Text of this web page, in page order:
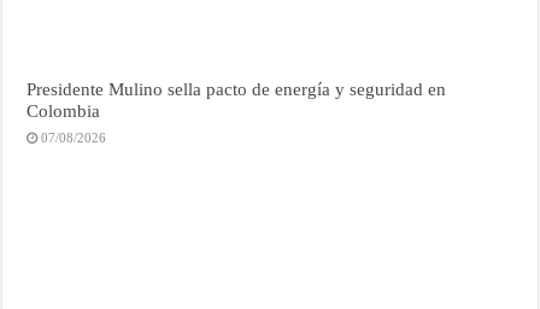
Presidente Mulino sella pacto de energía y seguridad en
Colombia
07/08/2026